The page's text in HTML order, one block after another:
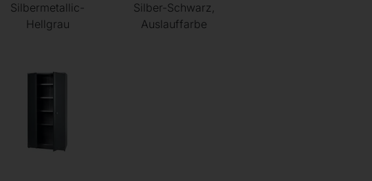
Silbermetallic-
Hellgrau
Silber-Schwarz,
Auslauffarbe